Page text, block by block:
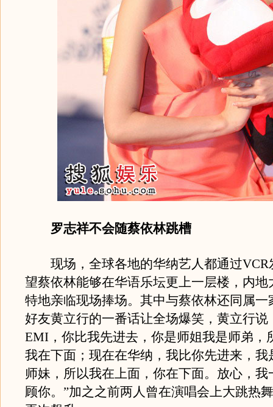
罗志祥不会随蔡依林跳槽
现场，全球各地的华纳艺人都通过VCR
望蔡依林能够在华语乐坛更上一层楼，内地
特地亲临现场捧场。其中与蔡依林还同属一
好友黄立行的一番话让全场爆笑，黄立行说
EMI，你比我先进去，你是师姐我是师弟，
我在下面；现在在华纳，我比你先进来，我
师妹，所以我在上面，你在下面。放心，我
顾你。”加之之前两人曾在演唱会上大跳热